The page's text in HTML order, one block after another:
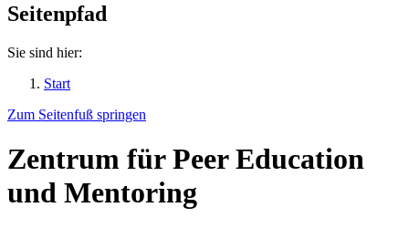
Seitenpfad
Sie sind hier:
Start
Zum Seitenfuß springen
Zentrum für Peer Education
und Mentoring